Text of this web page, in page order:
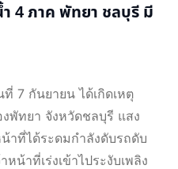
4 ภาค พัทยา ชลบุรี มี
ที่ 7 กันยายน ได้เกิดเหตุ
พัทยา จังหวัดชลบุรี แสง
าที่ได้ระดมกำลังดับรถดับ
น้าที่เร่งเข้าไประงับเพลิง